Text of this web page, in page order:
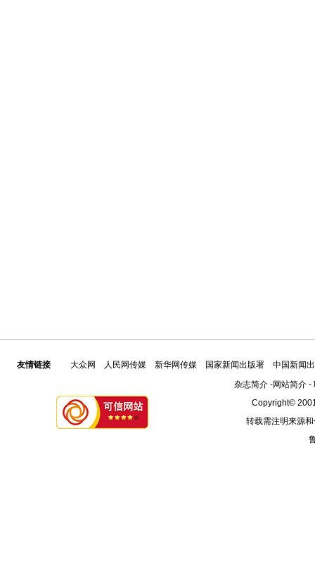
友情链接 大众网 人民网传媒 新华网传媒 国家新闻出版署
中国新闻
杂志简介-网站简介-
Copyright©
转载需注明来源